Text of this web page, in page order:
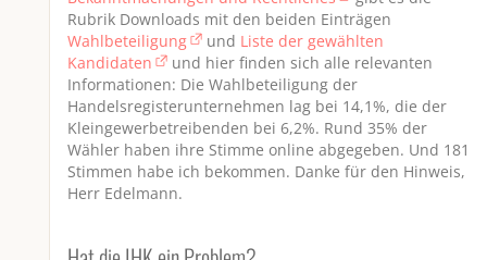
Rubrik Downloads mit den beiden Einträgen
Wahlbeteiligung
und Liste der gewählten
Kandidaten
und hier finden sich alle relevanten
Informationen: Die Wahlbeteiligung der
Handelsregisterunternehmen lag bei 14,1%, die der
Kleingewerbetreibenden bei 6,2%. Rund 35% der
Wähler haben ihre Stimme online abgegeben. Und 181
Stimmen habe ich bekommen. Danke für den Hinweis,
Herr Edelmann.